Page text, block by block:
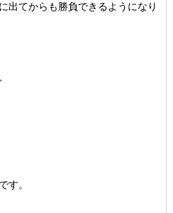
出てからも勝負できるようになり
す。